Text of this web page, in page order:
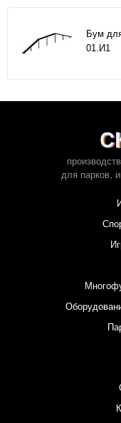
Бум
01.И1
для парков,